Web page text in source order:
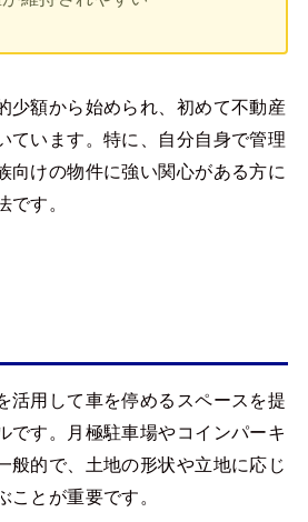
少額から始められ、初めて不動産
ています。特に、自分自身で管理
向けの物件に強い関心がある方に
です。
活用して車を停めるスペースを提
です。月極駐車場やコインパーキ
般的で、土地の形状や立地に応じ
ことが重要です。